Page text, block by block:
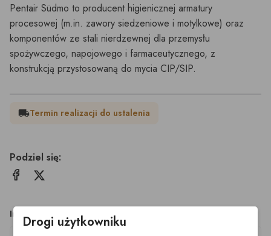
Pentair Südmo to producent higienicznej armatury
procesowej (m.in. zawory siedzeniowe i motylkowe) oraz
komponentów ze stali nierdzewnej dla przemysłu
spożywczego, napojowego i farmaceutycznego, z
konstrukcją przystosowaną do mycia CIP/SIP.
local_shippingTermin realizacji do ustalenia
Podziel się:
Inne produkty z tej kategorii
Drogi użytkowniku